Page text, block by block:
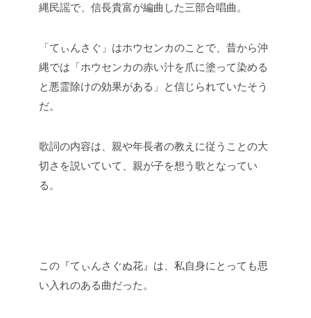
縄民謡で、信長貴富が編曲した三部合唱曲。
「てぃんさぐ」はホウセンカのことで、昔から沖
縄では「ホウセンカの赤い汁を爪に塗って染める
と悪霊除けの効果がある」と信じられていたそう
だ。
歌詞の内容は、親や年長者の教えに従うことの大
切さを説いていて、親が子を想う歌となってい
る。
この『てぃんさぐぬ花』は、私自身にとっても思
い入れのある曲だった。